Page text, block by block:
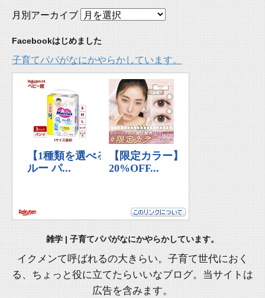
月別アーカイブ
Facebookはじめました
子育てパパがなにかやらかしています。
雑学 | 子育てパパがなにかやらかしています。
イクメンて呼ばれるの大きらい。子育て世代におく
る、ちょっと役に立てたらいいなブログ。当サイトは
広告を含みます。